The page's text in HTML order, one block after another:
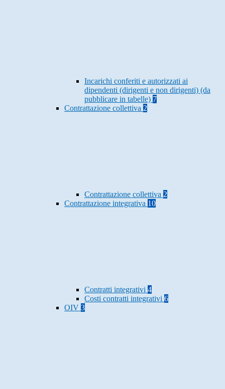
Incarichi conferiti e autorizzati ai
dipendenti (dirigenti e non dirigenti) (da
pubblicare in tabelle) 7
Contrattazione collettiva 2
Contrattazione collettiva 2
Contrattazione integrativa 10
Contratti integrativi 4
Costi contratti integrativi 6
OIV 3